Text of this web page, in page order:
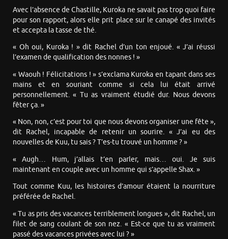
Avec l’absence de Chastille, Kuroka ne savait pas trop quoi faire
pour son rapport, alors elle prit place sur le canapé des invités
et accepta la tasse de thé.
« Oh oui, Kuroka ! » dit Rachel d’un ton enjoué. « J’ai réussi
l’examen de qualification des nonnes ! »
« Waouh ! Félicitations ! » s’exclama Kuroka en tapant dans ses
mains et en souriant comme si cela lui était arrivé
personnellement. « Tu as vraiment étudié dur. Nous devons
fêter ça. »
« Non, non, c’est pour toi que nous devons organiser une fête »,
dit Rachel, incapable de retenir un sourire. « J’ai eu des
nouvelles de Kuu, tu sais ? T’es-tu trouvé un homme ? »
« Augh… Hum, j’allais t’en parler, mais… oui. Je suis
maintenant en couple avec un homme qui s’appelle Shax. »
Tout comme Kuu, les histoires d’amour étaient la nourriture
préférée de Rachel.
« Tu as pris des vacances terriblement longues », dit Rachel, un
filet de sang coulant de son nez. « Est-ce que tu as vraiment
passé des vacances privées avec lui ? »